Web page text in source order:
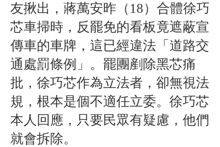
友揪出，蔣萬安昨（18）合體徐巧
芯車掃時，反罷免的看板竟遮蔽宣
傳車的車牌，這已經違法「道路交
通處罰條例」。罷團剷除黑芯痛
批，徐巧芯作為立法者，卻無視法
規，根本是個不適任立委。徐巧芯
本人回應，只要民眾有疑慮，他們
就會拆除。